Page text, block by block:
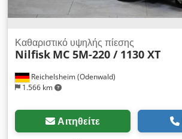
Reichelsheim (Odenwald)
1.566 km
Καθαριστικό υψηλής πίεσης
Nilfisk MC 5M-220 / 1130 XT
Αιτηθείτε